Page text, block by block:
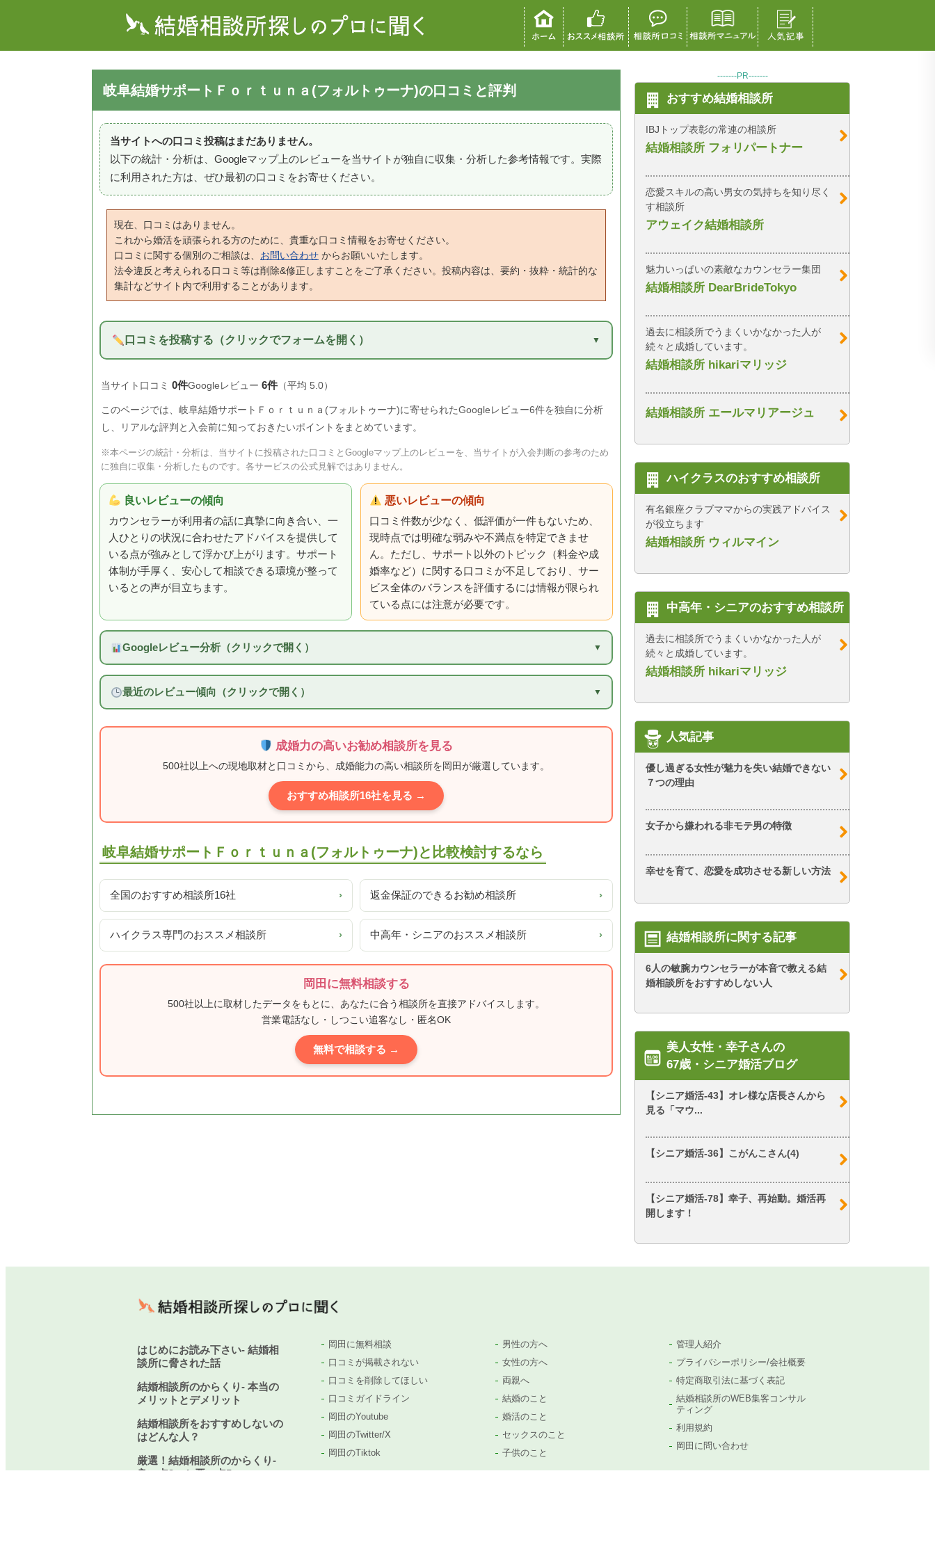
岐阜結婚サポートＦｏｒｔｕｎａ(フォルトゥーナ)の口コミと評判
当サイトへの口コミ投稿はまだありません。
以下の統計・分析は、Googleマップ上のレビューを当サイトが独自に収集・分析した参考情報です。実際
に利用された方は、ぜひ最初の口コミをお寄せください。
現在、口コミはありません。
これから婚活を頑張られる方のために、貴重な口コミ情報をお寄せください。
口コミに関する個別のご相談は、 お問い合わせ からお願いいたします。
法令違反と考えられる口コミ等は削除&修正しますことをご了承ください。投稿内容は、要約・抜粋・統計的な
集計などサイト内で利用することがあります。
口コミを投稿する（クリックでフォームを開く）
当サイト口コミ 0件Googleレビュー 6件 （平均 5.0）
このページでは、岐阜結婚サポートＦｏｒｔｕｎａ(フォルトゥーナ)に寄せられたGoogleレビュー6件を独自に分析
し、リアルな評判と入会前に知っておきたいポイントをまとめています。
※本ページの統計・分析は、当サイトに投稿された口コミとGoogleマップ上のレビューを、当サイトが入会判断の参考のため
に独自に収集・分析したものです。各サービスの公式見解ではありません。
良いレビューの傾向
カウンセラーが利用者の話に真摯に向き合い、一
人ひとりの状況に合わせたアドバイスを提供して
いる点が強みとして浮かび上がります。サポート
体制が手厚く、安心して相談できる環境が整って
いるとの声が目立ちます。
悪いレビューの傾向
口コミ件数が少なく、低評価が一件もないため、
現時点では明確な弱みや不満点を特定できませ
ん。ただし、サポート以外のトピック（料金や成
婚率など）に関する口コミが不足しており、サー
ビス全体のバランスを評価するには情報が限られ
ている点には注意が必要です。
Googleレビュー分析（クリックで開く）
最近のレビュー傾向（クリックで開く）
成婚力の高いお勧め相談所を見る
500社以上への現地取材と口コミから、成婚能力の高い相談所を岡田が厳選しています。
おすすめ相談所16社を見る →
岐阜結婚サポートＦｏｒｔｕｎａ(フォルトゥーナ)と比較検討するなら
全国のおすすめ相談所16社 › 返金保証のできるお勧め相談所 ›
ハイクラス専門のおススメ相談所 › 中高年・シニアのおススメ相談所 ›
岡田に無料相談する
500社以上に取材したデータをもとに、あなたに合う相談所を直接アドバイスします。
営業電話なし・しつこい追客なし・匿名OK
無料で相談する →
-------PR-------
おすすめ結婚相談所
IBJトップ表彰の常連の相談所
結婚相談所 フォリパートナー
恋愛スキルの高い男女の気持ちを知り尽く
す相談所
アウェイク結婚相談所
魅力いっぱいの素敵なカウンセラー集団
結婚相談所 DearBrideTokyo
過去に相談所でうまくいかなかった人が
続々と成婚しています。
結婚相談所 hikariマリッジ
結婚相談所 エールマリアージュ
ハイクラスのおすすめ相談所
有名銀座クラブママからの実践アドバイス
が役立ちます
結婚相談所 ウィルマイン
中高年・シニアのおすすめ相談所
過去に相談所でうまくいかなかった人が
続々と成婚しています。
結婚相談所 hikariマリッジ
人気記事
優し過ぎる女性が魅力を失い結婚できない
７つの理由
女子から嫌われる非モテ男の特徴
幸せを育て、恋愛を成功させる新しい方法
結婚相談所に関する記事
6人の敏腕カウンセラーが本音で教える結
婚相談所をおすすめしない人
美人女性・幸子さんの
67歳・シニア婚活ブログ
【シニア婚活-43】オレ様な店長さんから
見る「マウ...
【シニア婚活-36】こがんこさん(4)
【シニア婚活-78】幸子、再始動。婚活再
開します！
はじめにお読み下さい- 結婚相
談所に脅された話
結婚相談所のからくり- 本当の
メリットとデメリット
結婚相談所をおすすめしないの
はどんな人？
厳選！結婚相談所のからくり-
良い点3つと悪い点5つ
岡田に無料相談
口コミが掲載されない
口コミを削除してほしい
口コミガイドライン
岡田のYoutube
岡田のTwitter/X
岡田のTiktok
男性の方へ
女性の方へ
両親へ
結婚のこと
婚活のこと
セックスのこと
子供のこと
管理人紹介
プライバシーポリシー/会社概要
特定商取引法に基づく表記
結婚相談所のWEB集客コンサル
ティング
利用規約
岡田に問い合わせ